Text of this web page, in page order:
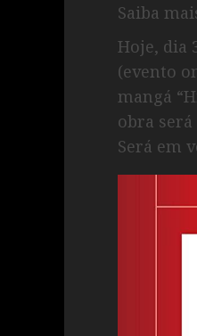
Saiba
Hoje, dia
(evento
mangá
obra
Será em